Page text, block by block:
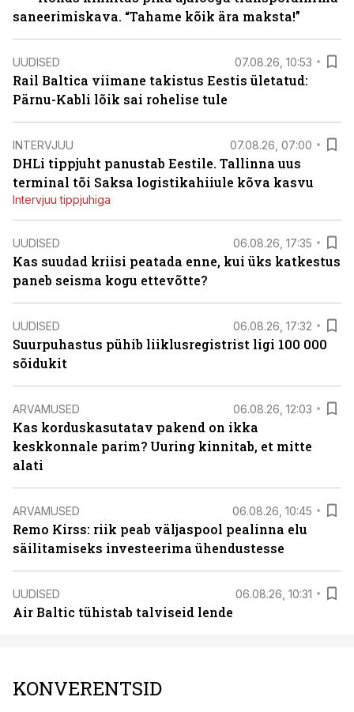
saneerimiskava. “Tahame kõik ära maksta!”
UUDISED 07.08.26, 10:53
Rail Baltica viimane takistus Eestis ületatud:
Pärnu-Kabli lõik sai rohelise tule
INTERVJUU 07.08.26, 07:00
DHLi tippjuht panustab Eestile. Tallinna uus
terminal tõi Saksa logistikahiiule kõva kasvu
Intervjuu tippjuhiga
UUDISED 06.08.26, 17:35
Kas suudad kriisi peatada enne, kui üks katkestus
paneb seisma kogu ettevõtte?
UUDISED 06.08.26, 17:32
Suurpuhastus pühib liiklusregistrist ligi 100 000
sõidukit
ARVAMUSED 06.08.26, 12:03
Kas korduskasutatav pakend on ikka
keskkonnale parim? Uuring kinnitab, et mitte
alati
ARVAMUSED 06.08.26, 10:45
Remo Kirss: riik peab väljaspool pealinna elu
säilitamiseks investeerima ühendustesse
UUDISED 06.08.26, 10:31
Air Baltic tühistab talviseid lende
KONVERENTSID